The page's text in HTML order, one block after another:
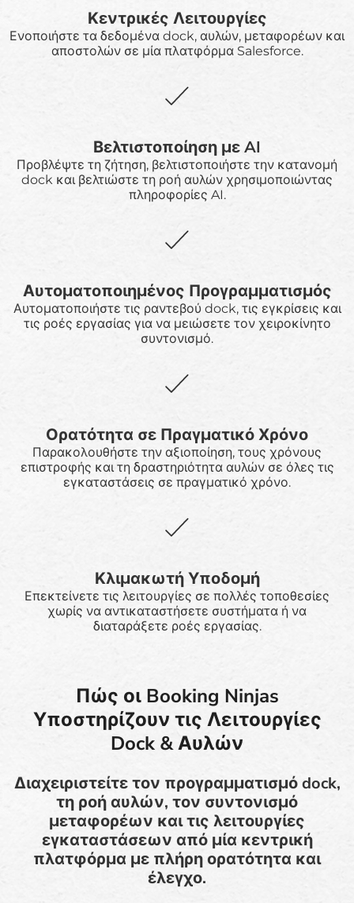
Κεντρικές Λειτουργίες
Ενοποιήστε τα δεδομένα dock, αυλών, μεταφορέων και
αποστολών σε μία πλατφόρμα Salesforce.
Βελτιστοποίηση με AI
Προβλέψτε τη ζήτηση, βελτιστοποιήστε την κατανομή
dock και βελτιώστε τη ροή αυλών χρησιμοποιώντας
πληροφορίες AI.
Αυτοματοποιημένος Προγραμματισμός
Αυτοματοποιήστε τις ραντεβού dock, τις εγκρίσεις και
τις ροές εργασίας για να μειώσετε τον χειροκίνητο
συντονισμό.
Ορατότητα σε Πραγματικό Χρόνο
Παρακολουθήστε την αξιοποίηση, τους χρόνους
επιστροφής και τη δραστηριότητα αυλών σε όλες τις
εγκαταστάσεις σε πραγματικό χρόνο.
Κλιμακωτή Υποδομή
Επεκτείνετε τις λειτουργίες σε πολλές τοποθεσίες
χωρίς να αντικαταστήσετε συστήματα ή να
διαταράξετε ροές εργασίας.
Πώς οι Booking Ninjas
Υποστηρίζουν τις Λειτουργίες
Dock & Αυλών
Διαχειριστείτε τον προγραμματισμό dock,
τη ροή αυλών, τον συντονισμό
μεταφορέων και τις λειτουργίες
εγκαταστάσεων από μία κεντρική
πλατφόρμα με πλήρη ορατότητα και
έλεγχο.